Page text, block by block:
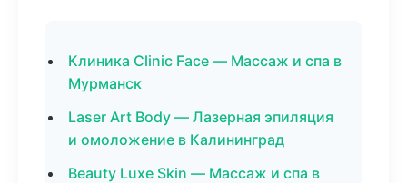
Клиника Clinic Face — Массаж и спа в
Мурманск
Laser Art Body — Лазерная эпиляция
и омоложение в Калининград
Beauty Luxe Skin — Массаж и спа в